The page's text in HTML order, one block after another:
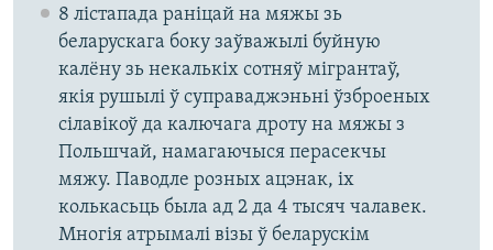
8 лістапада раніцай на мяжы зь
беларускага боку заўважылі буйную
калёну зь некалькіх сотняў мігрантаў,
якія рушылі ў суправаджэньні ўзброеных
сілавікоў да калючага дроту на мяжы з
Польшчай, намагаючыся перасекчы
мяжу. Паводле розных ацэнак, іх
колькасьць была ад 2 да 4 тысяч чалавек.
Многія атрымалі візы ў беларускім